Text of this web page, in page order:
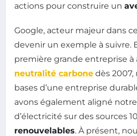
actions pour construire un
Google, acteur majeur dans
devenir un exemple à suivre.
première grande entreprise à
neutralité carbone dès 2007,
bases d’une entreprise
avons également aligné
d’électricité sur des sources
renouvelables. À présent,